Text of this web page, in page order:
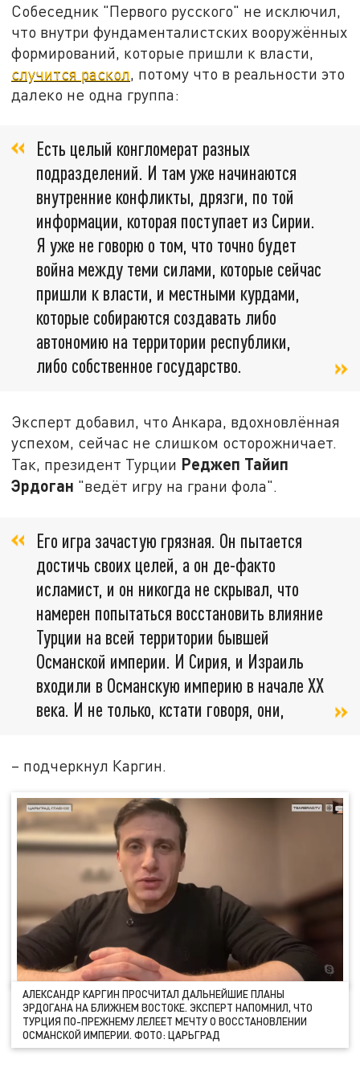
Собеседник "Первого русского" не исключил,
что внутри фундаменталистских вооружённых
формирований, которые пришли к власти,
случится раскол, потому что в реальности это
далеко не одна группа:
Есть целый конгломерат разных
подразделений. И там уже начинаются
внутренние конфликты, дрязги, по той
информации, которая поступает из Сирии.
Я уже не говорю о том, что точно будет
война между теми силами, которые сейчас
пришли к власти, и местными курдами,
которые собираются создавать либо
автономию на территории республики,
либо собственное государство.
Эксперт добавил, что Анкара, вдохновлённая
успехом, сейчас не слишком осторожничает.
Так, президент Турции Реджеп Тайип
Эрдоган "ведёт игру на грани фола".
Его игра зачастую грязная. Он пытается
достичь своих целей, а он де-факто
исламист, и он никогда не скрывал, что
намерен попытаться восстановить влияние
Турции на всей территории бывшей
Османской империи. И Сирия, и Израиль
входили в Османскую империю в начале XX
века. И не только, кстати говоря, они,
– подчеркнул Каргин.
АЛЕКСАНДР КАРГИН ПРОСЧИТАЛ ДАЛЬНЕЙШИЕ ПЛАНЫ
ЭРДОГАНА НА БЛИЖНЕМ ВОСТОКЕ. ЭКСПЕРТ НАПОМНИЛ, ЧТО
ТУРЦИЯ ПО-ПРЕЖНЕМУ ЛЕЛЕЕТ МЕЧТУ О ВОССТАНОВЛЕНИИ
ОСМАНСКОЙ ИМПЕРИИ. ФОТО: ЦАРЬГРАД